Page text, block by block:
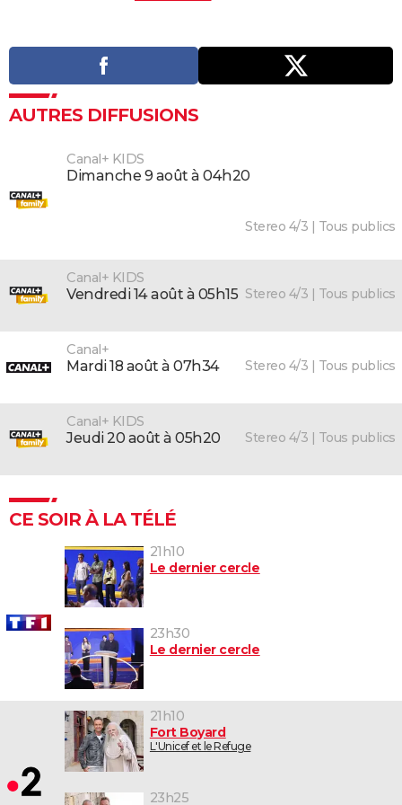
AUTRES DIFFUSIONS
Canal+ KIDS
dimanche 9 août à 04h20
Stereo 4/3 | Tous publics
Canal+ KIDS
vendredi 14 août à 05h15 Stereo 4/3 | Tous publics
Canal+
mardi 18 août à 07h34 Stereo 4/3 | Tous publics
Canal+ KIDS
jeudi 20 août à 05h20 Stereo 4/3 | Tous publics
CE SOIR À LA TÉLÉ
21h10
Le dernier cercle
23h30
Le dernier cercle
21h10
Fort Boyard
L'Unicef et le Refuge
23h25